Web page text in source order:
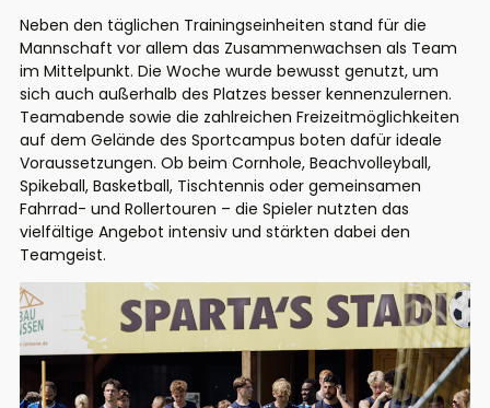
Neben den täglichen Trainingseinheiten stand für die
Mannschaft vor allem das Zusammenwachsen als Team
im Mittelpunkt. Die Woche wurde bewusst genutzt, um
sich auch außerhalb des Platzes besser kennenzulernen.
Teamabende sowie die zahlreichen Freizeitmöglichkeiten
auf dem Gelände des Sportcampus boten dafür ideale
Voraussetzungen. Ob beim Cornhole, Beachvolleyball,
Spikeball, Basketball, Tischtennis oder gemeinsamen
Fahrrad- und Rollertouren – die Spieler nutzten das
vielfältige Angebot intensiv und stärkten dabei den
Teamgeist.